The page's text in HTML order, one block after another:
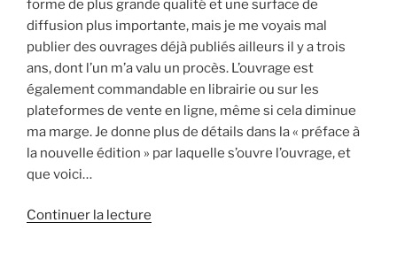
forme de plus grande qualité et une surface de
diffusion plus importante, mais je me voyais mal
publier des ouvrages déjà publiés ailleurs il y a trois
ans, dont l’un m’a valu un procès. L’ouvrage est
également commandable en librairie ou sur les
plateformes de vente en ligne, même si cela diminue
ma marge. Je donne plus de détails dans la « préface à
la nouvelle édition » par laquelle s’ouvre l’ouvrage, et
que voici…
Continuer la lecture